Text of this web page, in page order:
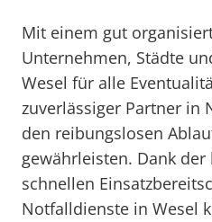
Mit einem gut
Unternehmen, Städte
Wesel für alle
zuverlässiger Partner in
den reibungslosen
gewährleisten. Dank
schnellen
Notfalldienste in Wesel